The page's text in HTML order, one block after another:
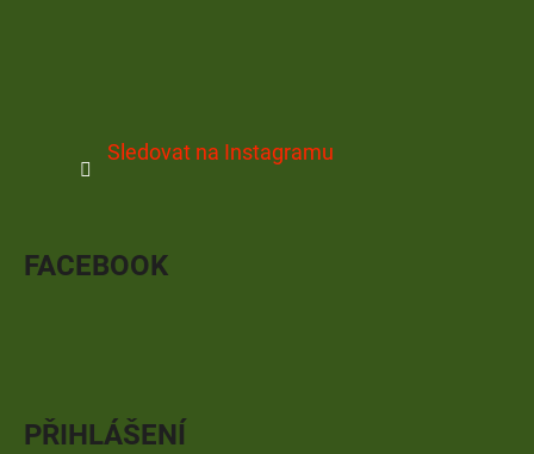
Sledovat na Instagramu
FACEBOOK
PŘIHLÁŠENÍ